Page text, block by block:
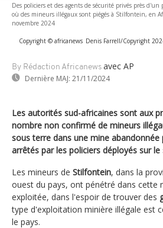
Des policiers et des agents de sécurité privés près
où des mineurs illégaux sont piégés à Stilfontein, en
novembre 2024
Copyright © africanews Denis Farrell/Copyright
By Rédaction Africanews avec AP
Dernière MAJ: 21/11/2024
Les autorités sud-africaines sont aux
nombre non confirmé de mineurs
sous terre dans une mine
arrêtés par les policiers déployés sur le
Les mineurs de Stilfontein, dans la
ouest du pays, ont pénétré dans cette
exploitée, dans l'espoir de trouver des
type d'exploitation minière illégale est
le pays.